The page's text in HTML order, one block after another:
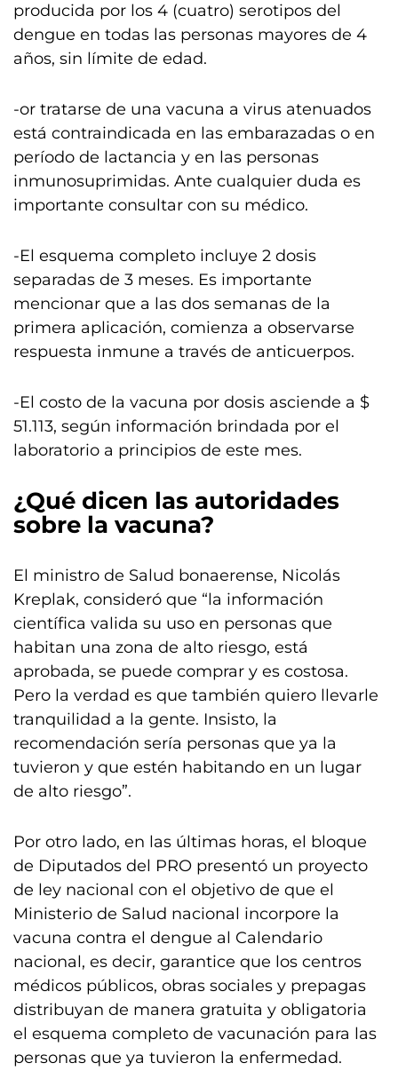
producida por los 4 (cuatro) serotipos del
dengue en todas las personas mayores de 4
años, sin límite de edad.
-or tratarse de una vacuna a virus atenuados
está contraindicada en las embarazadas o en
período de lactancia y en las personas
inmunosuprimidas. Ante cualquier duda es
importante consultar con su médico.
-El esquema completo incluye 2 dosis
separadas de 3 meses. Es importante
mencionar que a las dos semanas de la
primera aplicación, comienza a observarse
respuesta inmune a través de anticuerpos.
-El costo de la vacuna por dosis asciende a $
51.113, según información brindada por el
laboratorio a principios de este mes.
¿Qué dicen las autoridades
sobre la vacuna?
El ministro de Salud bonaerense, Nicolás
Kreplak, consideró que “la información
científica valida su uso en personas que
habitan una zona de alto riesgo, está
aprobada, se puede comprar y es costosa.
Pero la verdad es que también quiero llevarle
tranquilidad a la gente. Insisto, la
recomendación sería personas que ya la
tuvieron y que estén habitando en un lugar
de alto riesgo”.
Por otro lado, en las últimas horas, el bloque
de Diputados del PRO presentó un proyecto
de ley nacional con el objetivo de que el
Ministerio de Salud nacional incorpore la
vacuna contra el dengue al Calendario
nacional, es decir, garantice que los centros
médicos públicos, obras sociales y prepagas
distribuyan de manera gratuita y obligatoria
el esquema completo de vacunación para las
personas que ya tuvieron la enfermedad.